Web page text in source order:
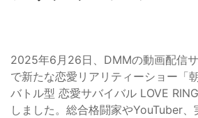
2025年6月26日、DMMの動画配信
で新たな恋愛リアリティーショー「
バトル型 恋愛サバイバル LOVE
しました。総合格闘家やYouTuber